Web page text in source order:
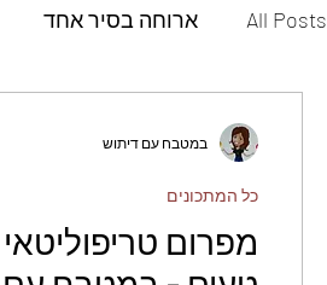
All Posts ארוחה בסיר אחד
מפרום
כל המתכונים
במטבח עם דיתוש